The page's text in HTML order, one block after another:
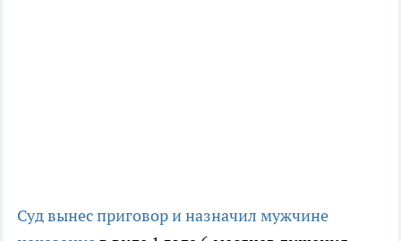
Суд вынес приговор и назначил мужчине